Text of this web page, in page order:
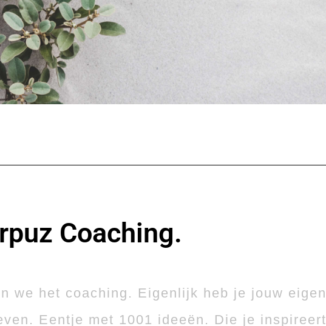
Coaching.
we het coaching. Eigenlijk heb je jouw eigen
Eentje met 1001 ideeën. Die je inspireert